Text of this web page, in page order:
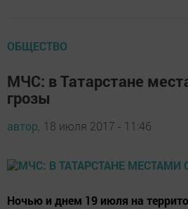
ОБЩЕСТВО
МЧС: в Татарстане
грозы
автор, 18 июля 2017 - 11:46
Ночью и днем 19 июля на